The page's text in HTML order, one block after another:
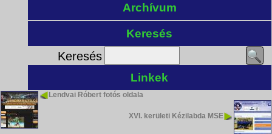
Archívum
Keresés
Keresés
Linkek
Lendvai Róbert fotós oldala
XVI. kerületi Kézilabda MSE